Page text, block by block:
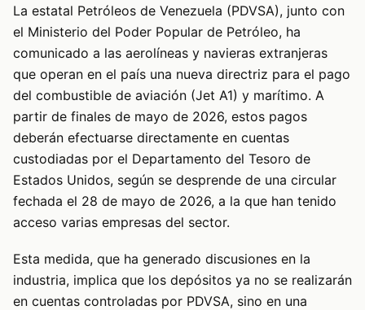
La estatal Petróleos de Venezuela (PDVSA), junto con
el Ministerio del Poder Popular de Petróleo, ha
comunicado a las aerolíneas y navieras extranjeras
que operan en el país una nueva directriz para el pago
del combustible de aviación (Jet A1) y marítimo. A
partir de finales de mayo de 2026, estos pagos
deberán efectuarse directamente en cuentas
custodiadas por el Departamento del Tesoro de
Estados Unidos, según se desprende de una circular
fechada el 28 de mayo de 2026, a la que han tenido
acceso varias empresas del sector.
Esta medida, que ha generado discusiones en la
industria, implica que los depósitos ya no se realizarán
en cuentas controladas por PDVSA, sino en una